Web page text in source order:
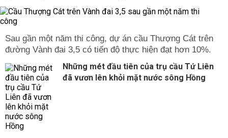
Sau gần một năm thi công, dự án cầu Thượng Cát trên
đường Vành đai 3,5 có tiến độ thực hiện đạt hơn 10%.
Những mét đầu tiên của trụ cầu Tứ Liên
đã vươn lên khỏi mặt nước sông Hồng